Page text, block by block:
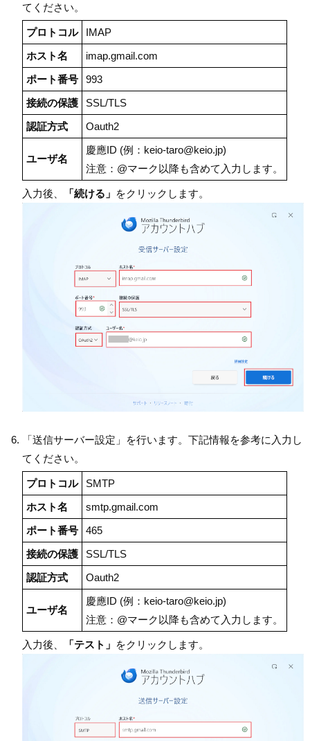
てください。
プロトコル
IMAP
ホスト名
imap.gmail.com
ポート番号
993
接続の保護
SSL/TLS
認証方式
Oauth2
ユーザ名
慶應ID (例：keio-taro@keio.jp)
注意：@マーク以降も含めて入力します。
入力後、 「続ける」 をクリックします。
「送信サーバー設定」を行います。下記情報を参考に入力し
てください。
プロトコル
SMTP
ホスト名
smtp.gmail.com
ポート番号
465
接続の保護
SSL/TLS
認証方式
Oauth2
ユーザ名
慶應ID (例：keio-taro@keio.jp)
注意：@マーク以降も含めて入力します。
入力後、 「テスト」 をクリックします。